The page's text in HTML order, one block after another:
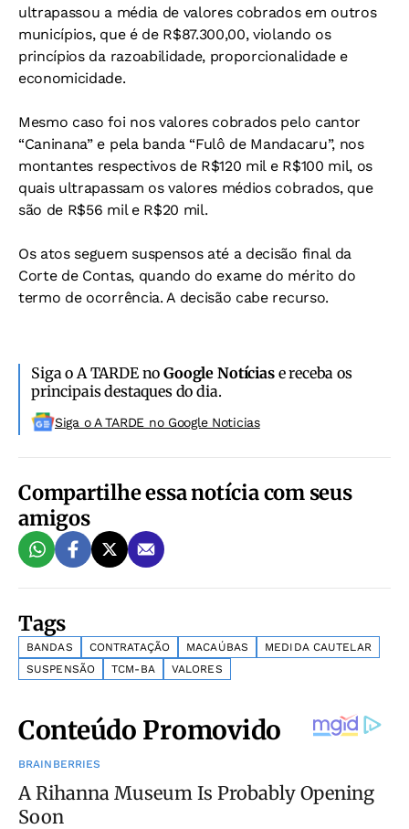
ultrapassou a média de valores cobrados em outros
municípios, que é de R$87.300,00, violando os
princípios da razoabilidade, proporcionalidade e
economicidade.
Mesmo caso foi nos valores cobrados pelo cantor
“Caninana” e pela banda “Fulô de Mandacaru”, nos
montantes respectivos de R$120 mil e R$100 mil, os
quais ultrapassam os valores médios cobrados, que
são de R$56 mil e R$20 mil.
Os atos seguem suspensos até a decisão final da
Corte de Contas, quando do exame do mérito do
termo de ocorrência. A decisão cabe recurso.
Siga o A TARDE noGoogle Notíciase receba os
principais destaques do dia.
Siga o A TARDE no Google Noticias
Compartilhe essa notícia com seus
amigos
Tags
BANDAS CONTRATAÇÃO MACAÚBAS
MEDIDA CAUTELAR
SUSPENSÃO
TCM-BA VALORES